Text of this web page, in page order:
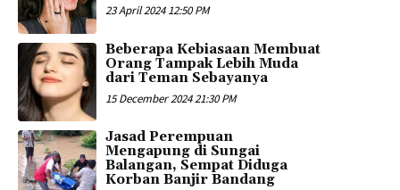
23 April 2024 12:50 PM
Beberapa Kebiasaan Membuat
Orang Tampak Lebih Muda
dari Teman Sebayanya
15 December 2024 21:30 PM
Jasad Perempuan
Mengapung di Sungai
Balangan, Sempat Diduga
Korban Banjir Bandang